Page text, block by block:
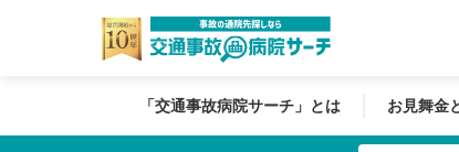
「交通事故病院サーチ」とは お見舞金